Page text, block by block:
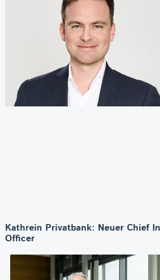
Kathrein Privatbank: Neuer Chief
Officer